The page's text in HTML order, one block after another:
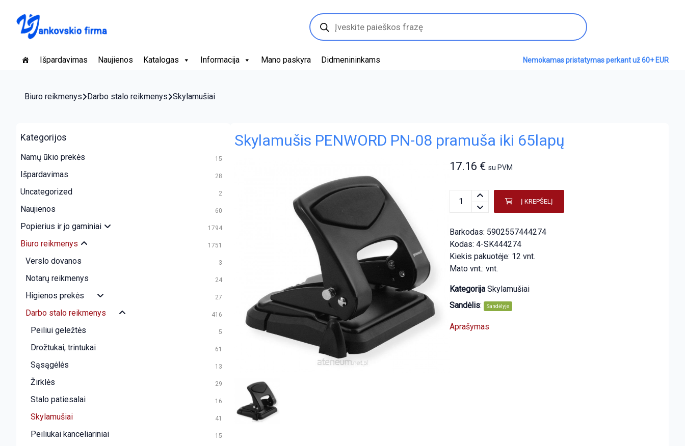
Products
search
Išpardavimas Naujienos Katalogas Informacija Mano paskyra Didmenininkams Nemokamas pristatymas perkant už 60+ EUR
Biuro reikmenys Darbo stalo reikmenys Skylamušiai
Kategorijos
Namų ūkio prekės 15
Išpardavimas 28
Uncategorized 2
Naujienos 60
Popierius ir jo gaminiai 1794
Biuro reikmenys 1751
Verslo dovanos 3
Notarų reikmenys 24
Higienos prekės 27
Darbo stalo reikmenys 416
Peiliui geležtės 5
Drožtukai, trintukai 61
Sąsągėlės 13
Žirklės 29
Stalo patiesalai 16
Skylamušiai 41
Peiliukai kanceliariniai 15
Skylamušis PENWORD PN-08 pramuša iki 65lapų
17.16 € su PVM
Į KREPŠELĮ
Barkodas: 5902557444274
Kodas: 4-SK444274
Kiekis pakuotėje: 12 vnt.
Mato vnt.: vnt.
Kategorija Skylamušiai
Sandėlis: Sandėlyje
Aprašymas